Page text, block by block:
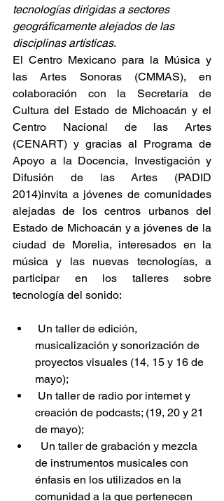
tecnologías dirigidas a sectores
geográficamente alejados de las
disciplinas artísticas.
El Centro Mexicano para la Música y
las Artes Sonoras (CMMAS), en
colaboración con la Secretaría de
Cultura del Estado de Michoacán y el
Centro Nacional de las Artes
(CENART) y gracias al Programa de
Apoyo a la Docencia, Investigación y
Difusión de las Artes (PADID
2014)invita a jóvenes de comunidades
alejadas de los centros urbanos del
Estado de Michoacán y a jóvenes de la
ciudad de Morelia, interesados en la
música y las nuevas tecnologías, a
participar en los talleres sobre
tecnología del sonido:
Un taller de edición,
musicalización y sonorización de
proyectos visuales (14, 15 y 16 de
mayo);
Un taller de radio por internet y
creación de podcasts; (19, 20 y 21
de mayo);
Un taller de grabación y mezcla
de instrumentos musicales con
énfasis en los utilizados en la
comunidad a la que pertenecen